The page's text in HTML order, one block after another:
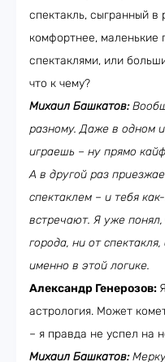
спектакль, сыгранный в
комфортнее, маленькие
спектаклями, или
что к чему?
Михаил Башкатов:
разному. Даже в одном
играешь – ну прямо
А в другой раз
спектаклем – и тебя
встречают. Я уже
города, ни от
именно в этой логике.
Александр Генерозов:
астрология. Может
– я правда не успел на
Михаил Башкатов: